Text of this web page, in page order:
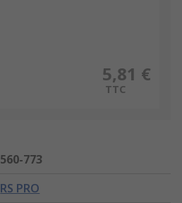
5,81 €
TTC
560-773
RS PRO